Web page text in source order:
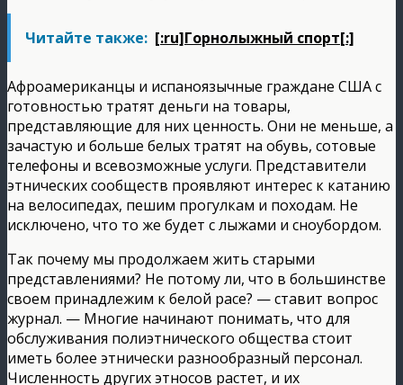
Читайте также: [:ru]Горнолыжный спорт[:]
Афроамериканцы и испаноязычные граждане США с
готовностью тратят деньги на товары,
представляющие для них ценность. Они не меньше, а
зачастую и больше белых тратят на обувь, сотовые
телефоны и всевозможные услуги. Представители
этнических сообществ проявляют интерес к катанию
на велосипедах, пешим прогулкам и походам. Не
исключено, что то же будет с лыжами и сноубордом.
Так почему мы продолжаем жить старыми
представлениями? Не потому ли, что в большинстве
своем принадлежим к белой расе? — ставит вопрос
журнал. — Многие начинают понимать, что для
обслуживания полиэтнического общества стоит
иметь более этнически разнообразный персонал.
Численность других этносов растет, и их